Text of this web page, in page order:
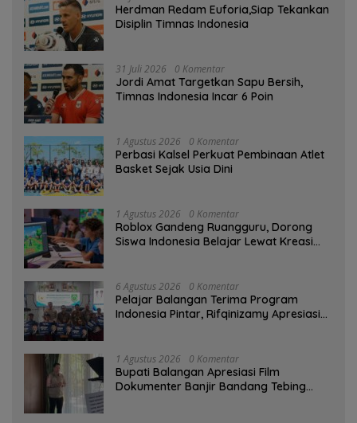
Herdman Redam Euforia,Siap Tekankan
Disiplin Timnas Indonesia
31 Juli 2026 0 Komentar
Jordi Amat Targetkan Sapu Bersih,
Timnas Indonesia Incar 6 Poin
1 Agustus 2026 0 Komentar
Perbasi Kalsel Perkuat Pembinaan Atlet
Basket Sejak Usia Dini
1 Agustus 2026 0 Komentar
Roblox Gandeng Ruangguru, Dorong
Siswa Indonesia Belajar Lewat Kreasi
6 Agustus 2026 0 Komentar
Pelajar Balangan Terima Program
Indonesia Pintar, Rifqinizamy Apresiasi
1 Agustus 2026 0 Komentar
Bupati Balangan Apresiasi Film
Dokumenter Banjir Bandang Tebing